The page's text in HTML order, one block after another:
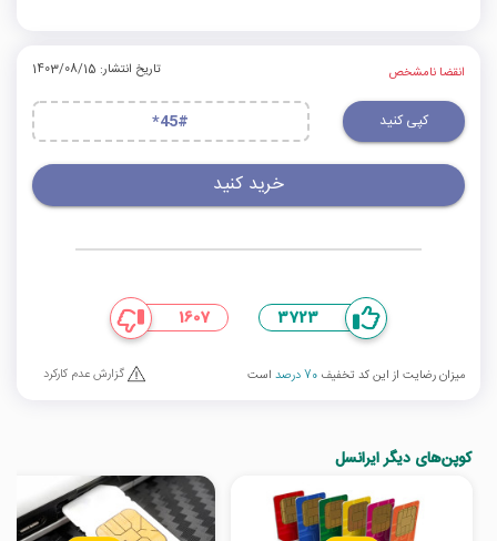
انقضا نامشخص تاریخ انتشار: 1403/08/15
کپی کنید *45#
خرید کنید
3723
1607
میزان رضایت از این کد تخفیف 70 درصد است گزارش عدم کارکرد
کوپن‌های دیگر ایرانسل